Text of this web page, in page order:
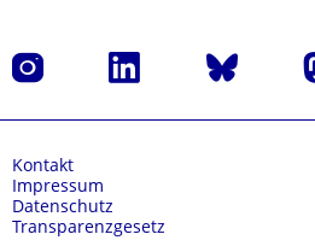
Instagram LinkedIn Bluesky
Kontakt
Impressum
Datenschutz
Transparenzgesetz